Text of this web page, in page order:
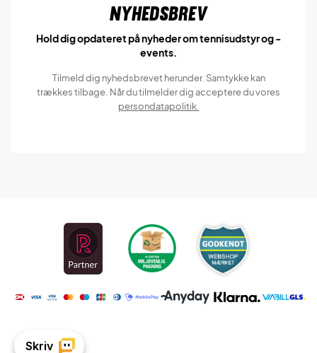
Nyhedsbrev
Hold dig opdateret på nyheder om tennisudstyr og -
events.
Tilmeld dig nyhedsbrevet herunder. Samtykke kan
trækkes tilbage. Når du tilmelder dig acceptere du vores
persondatapolitik.